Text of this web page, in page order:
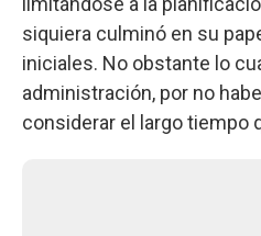
siquiera culminó en su
iniciales. No obstante lo
administración, por no
considerar el largo tiempo